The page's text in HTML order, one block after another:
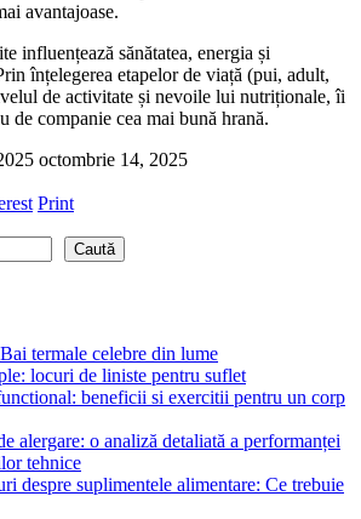
avantajoase.
influențează sănătatea, energia și
înțelegerea etapelor de viață (pui, adult,
de activitate și nevoile lui nutriționale, îi
de companie cea mai bună hrană.
octombrie 14, 2025
Print
Caută
termale celebre din lume
locuri de liniste pentru suflet
beneficii si exercitii pentru un corp
alergare: o analiză detaliată a performanței
tehnice
despre suplimentele alimentare: Ce trebuie